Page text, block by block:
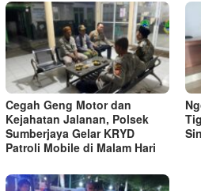
Cegah Geng Motor dan
Kejahatan Jalanan, Polsek
Sumberjaya Gelar KRYD
Patroli Mobile di Malam Hari